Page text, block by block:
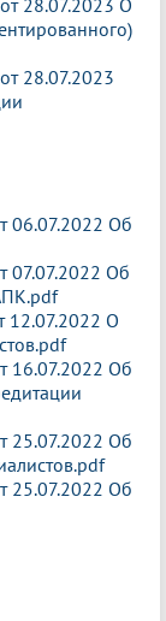
28.07.2023
06.07.2022 Об
07.07.2022 Об
12.07.2022 О
16.07.2022 Об
25.07.2022 Об
25.07.2022 Об